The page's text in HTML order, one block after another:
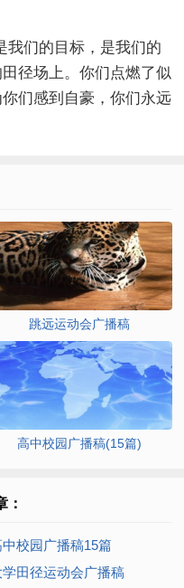
我们的目标，是我们的
径场上。你们点燃了似
们感到自豪，你们永远
跳远运动会广播稿
高中校园广播稿(15篇)
：
中校园广播稿15篇
学田径运动会广播稿